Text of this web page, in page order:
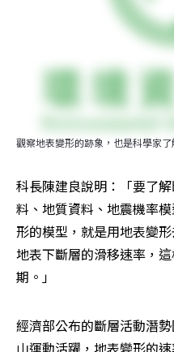
觀察地表變形的跡象，也是科學家了
科長陳建良說明：「要了
料、地質資料、地震機率
形的模型，就是用地表變
地表下斷層的滑移速率，
期。」
經濟部公布的斷層活動潛
山運動活躍，地表變形的